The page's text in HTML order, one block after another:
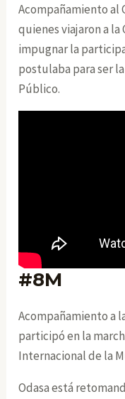
Acompañamiento al
quienes viajaron a la
impugnar la
postulaba para ser
Público.
#8M
Acompañamiento a
participó en la
Internacional de la
Odasa está